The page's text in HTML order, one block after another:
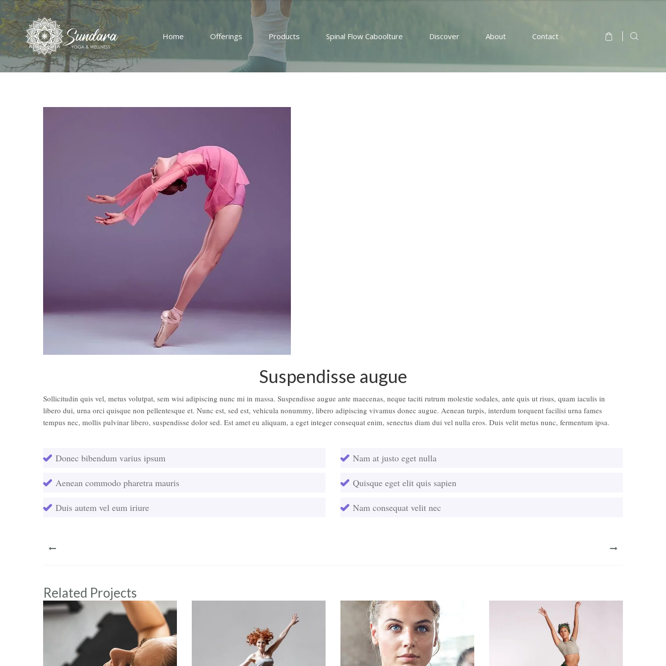
Home Offerings Products Spinal Flow Caboolture Discover About Contact
Suspendisse augue
Sollicitudin quis vel, metus volutpat, sem wisi adipiscing nunc mi in massa. Suspendisse augue ante maecenas, neque taciti rutrum molestie sodales, ante quis ut risus, quam iaculis in
libero dui, urna orci quisque non pellentesque et. Nunc est, sed est, vehicula nonummy, libero adipiscing vivamus donec augue. Aenean turpis, interdum torquent facilisi urna fames
tempus nec, mollis pulvinar libero, suspendisse dolor sed. Est amet eu aliquam, a eget integer consequat enim, senectus diam dui vel nulla eros. Duis velit metus nunc, fermentum ipsa.
Donec bibendum varius ipsum
Aenean commodo pharetra mauris
Duis autem vel eum iriure
Nam at justo eget nulla
Quisque eget elit quis sapien
Nam consequat velit nec
PREV NEXT
Related Projects